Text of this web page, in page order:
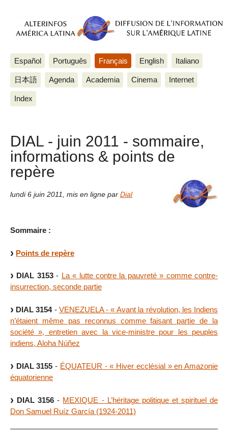
Español Português Français English Italiano
日本語 Agenda Academia Cinema Internet
Index
DIAL - juin 2011 - sommaire,
informations & points de
repère
lundi 6 juin 2011 mis en ligne par Dial
Sommaire :
Points de repère
DIAL 3153- La « lutte contre la pauvreté » comme contre-
insurrection, seconde partie
DIAL 3154- VENEZUELA - « Avant la révolution, les Indiens
n’étaient même pas reconnus comme faisant partie de la
société », entretien avec la vice-ministre pour les peuples
indiens, Aloha Núñez
DIAL 3155 - ÉQUATEUR - « Hiver ecclésial » en Amazonie
équatorienne
DIAL 3156 - MEXIQUE - L’héritage politique et spirituel de
Don Samuel Ruíz García (1924-2011)